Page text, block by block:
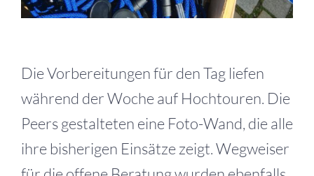
Die Vorbereitungen für den Tag liefen
während der Woche auf Hochtouren. Die
Peers gestalteten eine Foto-Wand, die alle
ihre bisherigen Einsätze zeigt. Wegweiser